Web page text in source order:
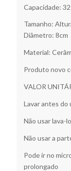
Capacidade:
Tamanho:
Diâmetro: 8cm
Material:
Produto novo
VALOR
Lavar antes do
Não usar lava-
Não usar a
Pode ir no
prolongado